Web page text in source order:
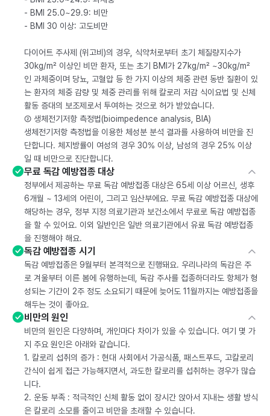
- BMI 25.0~29.9: 비만
- BMI 30 이상: 고도비만
다이어트 주사제 (위고비)의 경우, 식약처로부터 초기 체질량지수가
30kg/m² 이상인 비만 환자, 또는 초기 BMI가 27kg/m² ~30kg/m²
인 과체중이며 당뇨, 고혈압 등 한 가지 이상의 체중 관련 동반 질환이 있
는 환자의 체중 감량 및 체중 관리를 위해 칼로리 저감 식이요법 및 신체
활동 증대의 보조제로서 투여하는 것으로 허가 받았습니다.
② 생체전기저항 측정법(bioimpedence analysis, BIA)
생체전기저항 측정법을 이용한 체성분 분석 결과를 사용하여 비만을 진
단합니다. 체지방률이 여성의 경우 30% 이상, 남성의 경우 25% 이상
일 때 비만으로 진단합니다.
무료 독감 예방접종 대상
정부에서 제공하는 무료 독감 예방접종 대상은 65세 이상 어르신, 생후
6개월 ~ 13세의 어린이, 그리고 임산부에요. 무료 독감 예방접종 대상에
해당하는 경우, 정부 지정 의료기관과 보건소에서 무료로 독감 예방접종
을 할 수 있어요. 이외 일반인은 일반 의료기관에서 유료 독감 예방접종
을 진행해야 해요.
독감 예방접종 시기
독감 예방접종은 9월부터 본격적으로 진행돼요. 우리나라의 독감은 주
로 겨울부터 이른 봄에 유행하는데, 독감 주사를 접종하더라도 항체가 형
성되는 기간이 2주 정도 소요되기 때문에 늦어도 11월까지는 예방접종을
해두는 것이 좋아요.
비만의 원인
비만의 원인은 다양하며, 개인마다 차이가 있을 수 있습니다. 여기 몇 가
지 주요 원인은 아래와 같습니다.
1. 칼로리 섭취의 증가 : 현대 사회에서 가공식품, 패스트푸드, 고칼로리
간식이 쉽게 접근 가능해지면서, 과도한 칼로리를 섭취하는 경우가 많습
니다.
2. 운동 부족 : 적극적인 신체 활동 없이 장시간 앉아서 지내는 생활 방식
은 칼로리 소모를 줄이고 비만을 초래할 수 있습니다.